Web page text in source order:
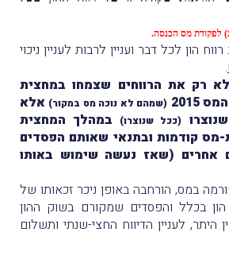
הון לכל דבר ועניין לרבות לעניין ניכוי
.
רק את הרווחים שצמחו במחצית
2015
(שמהם לא נוכה מס במקור) אלא
(ככל שנוצרו)
במהלך המחצית
מס קודמות ובתנאי שאותם הפסדים
אחרים (שאז נעשה שימוש באותו
במס, הורחבה באופן ניכר זכאותו של
בכלל והפסדים שמקורם בשוק ההון
היתר, לעניין הדיווח החצי-שנתי ותשלום